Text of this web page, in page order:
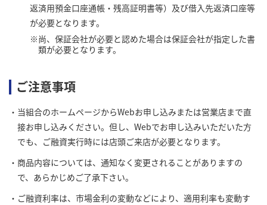
返済用預金口座通帳・残高証明書等）及び借入先返済口座等
が必要となります。
尚、保証会社が必要と認めた場合は保証会社が指定した書
類が必要となります。
ご注意事項
当組合のホームページからWebお申し込みまたは営業店まで直
接お申し込みください。但し、Webでお申し込みいただいた方
でも、ご融資実行時には店頭ご来店が必要となります。
商品内容については、通知なく変更されることがありますの
で、あらかじめご了承下さい。
ご融資利率は、市場金利の変動などにより、適用利率も変動す